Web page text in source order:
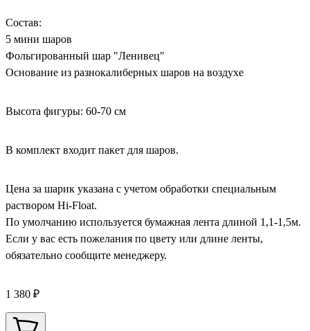
Состав:
5 мини шаров
Фольгированный шар "Ленивец"
Основание из разнокалиберных шаров на воздухе
Высота фигуры: 60-70 см
В комплект входит пакет для шаров.
Цена за шарик указана с учетом обработки специальным
раствором Hi-Float.
По умолчанию используется бумажная лента длиной 1,1-1,5м.
Если у вас есть пожелания по цвету или длине ленты,
обязательно сообщите менеджеру.
1 380 ₽